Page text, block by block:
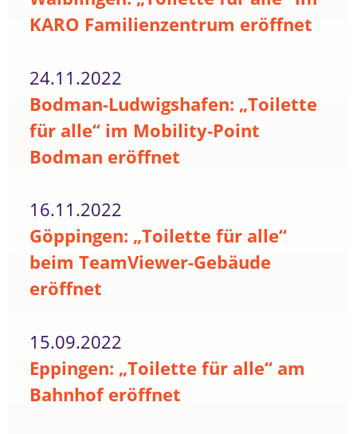
KARO Familienzentrum eröffnet
24.11.2022
Bodman-Ludwigshafen: „Toilette
für alle“ im Mobility-Point
Bodman eröffnet
16.11.2022
Göppingen: „Toilette für alle“
beim TeamViewer-Gebäude
eröffnet
15.09.2022
Eppingen: „Toilette für alle“ am
Bahnhof eröffnet